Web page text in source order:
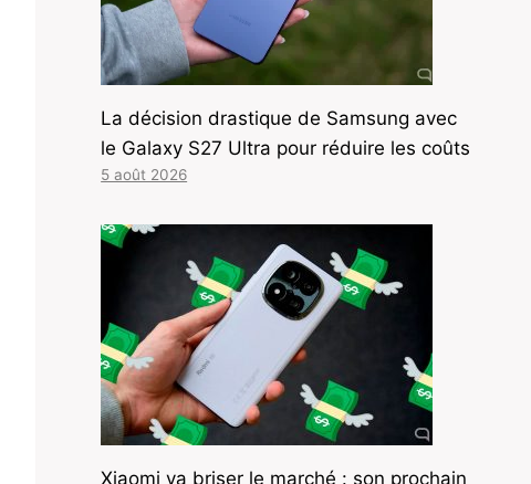
La décision drastique de Samsung avec
le Galaxy S27 Ultra pour réduire les coûts
5 août 2026
Xiaomi va briser le marché : son prochain